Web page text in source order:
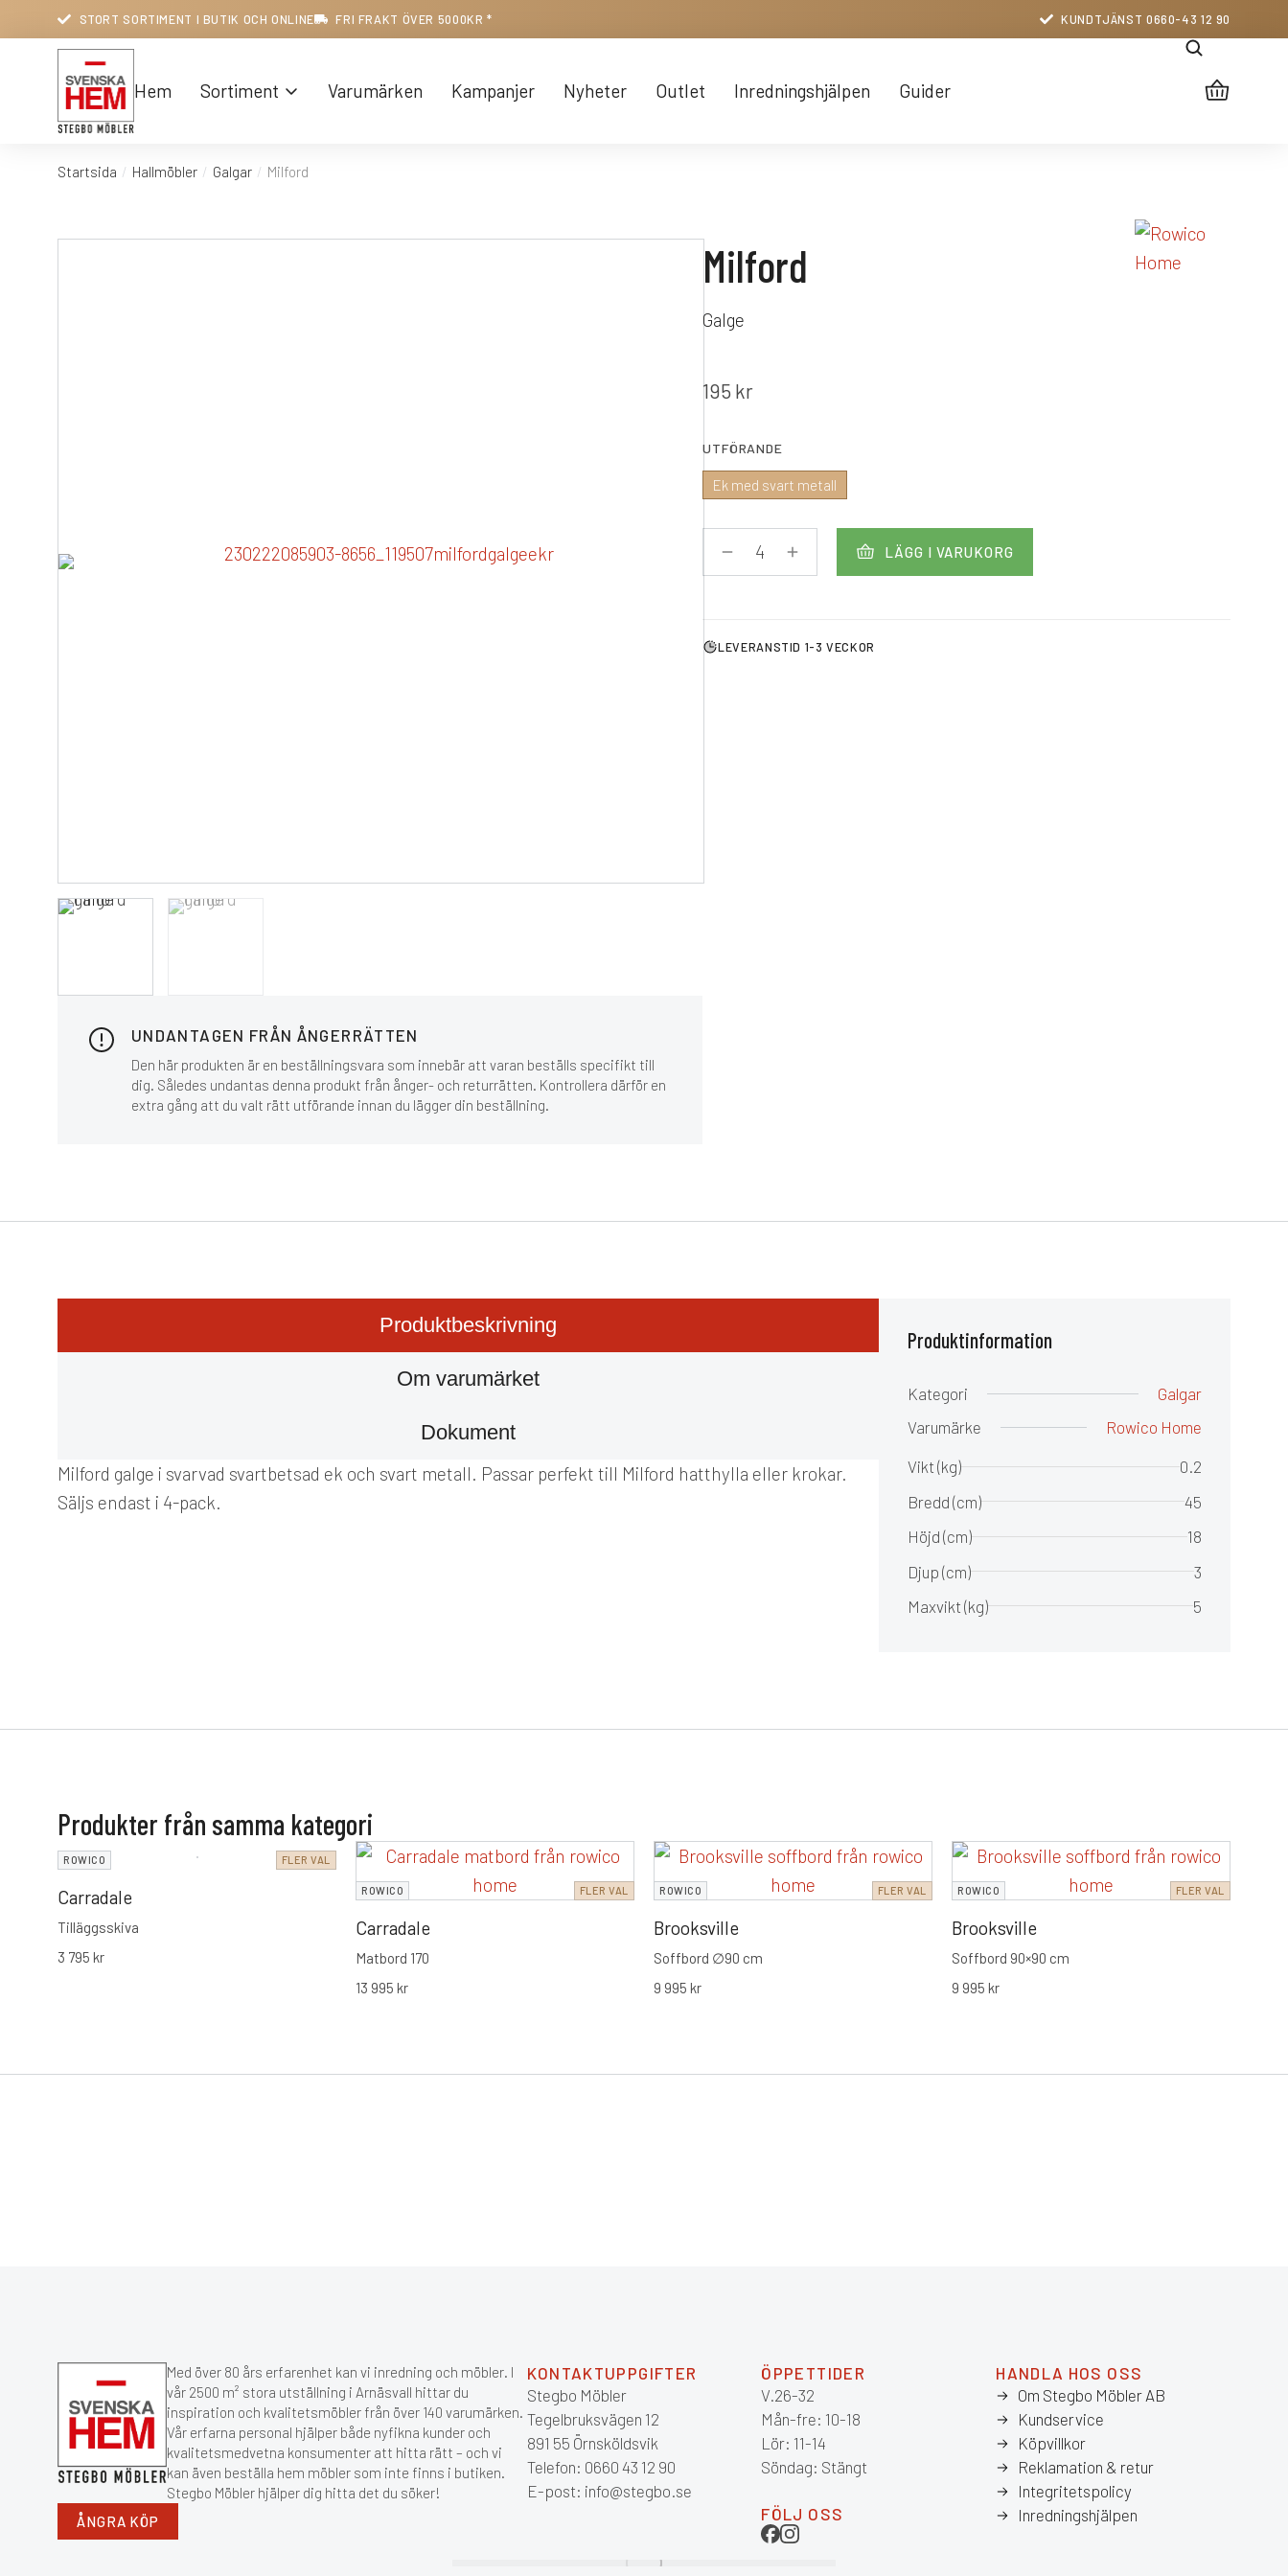
STORT SORTIMENT I BUTIK OCH ONLINE FRI FRAKT ÖVER 5000KR * KUNDTJÄNST 0660-43 12 90
Hem Sortiment Varumärken Kampanjer Nyheter Outlet Inredningshjälpen Guider
Du är här:
Startsida Hallmöbler Galgar Milford
UNDANTAGEN FRÅN ÅNGERRÄTTEN
Den här produkten är en beställningsvara som innebär att varan beställs specifikt till
dig. Således undantas denna produkt från ånger- och returrätten. Kontrollera därför en
extra gång att du valt rätt utförande innan du lägger din beställning.
Milford
Galge
195 kr
UTFÖRANDE
Ek med svart metall
LÄGG I VARUKORG
LEVERANSTID 1-3 VECKOR
Produktbeskrivning
Om varumärket
Dokument
Milford galge i svarvad svartbetsad ek och svart metall. Passar perfekt till Milford hatthylla eller krokar.
Säljs endast i 4-pack.
Produktinformation
Kategori
Galgar
Varumärke
Rowico Home
Vikt (kg)
0.2
Bredd (cm)
45
Höjd (cm)
18
Djup (cm)
3
Maxvikt (kg)
5
Produkter från samma kategori
ROWICO FLER VAL
Carradale
Tilläggsskiva
3 795 kr
ROWICO FLER VAL
Carradale
Matbord 170
13 995 kr
ROWICO FLER VAL
Brooksville
Soffbord ∅90 cm
9 995 kr
ROWICO FLER VAL
Brooksville
Soffbord 90×90 cm
9 995 kr
Med över 80 års erfarenhet kan vi inredning och möbler. I
vår 2500 m² stora utställning i Arnäsvall hittar du
inspiration och kvalitetsmöbler från över 140 varumärken.
Vår erfarna personal hjälper både nyfikna kunder och
kvalitetsmedvetna konsumenter att hitta rätt – och vi
kan även beställa hem möbler som inte finns i butiken.
Stegbo Möbler hjälper dig hitta det du söker!
ÅNGRA KÖP
KONTAKTUPPGIFTER
Stegbo Möbler
Tegelbruksvägen 12
891 55 Örnsköldsvik
Telefon: 0660 43 12 90
E-post: info@stegbo.se
ÖPPETTIDER
V.26-32
Mån-fre: 10-18
Lör: 11-14
Söndag: Stängt
FÖLJ OSS
HANDLA HOS OSS
Om Stegbo Möbler AB
Kundservice
Köpvillkor
Reklamation & retur
Integritetspolicy
Inredningshjälpen